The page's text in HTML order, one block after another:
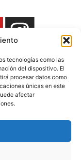
tecnologías como las
del dispositivo. El
procesar datos como
únicas en este
afectar